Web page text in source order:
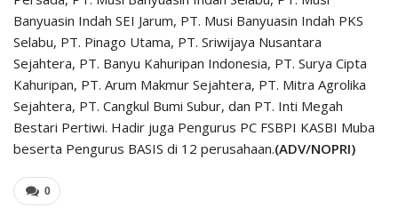
Banyuasin Indah SEI Jarum, PT. Musi Banyuasin Indah PKS
Selabu, PT. Pinago Utama, PT. Sriwijaya Nusantara
Sejahtera, PT. Banyu Kahuripan Indonesia, PT. Surya Cipta
Kahuripan, PT. Arum Makmur Sejahtera, PT. Mitra Agrolika
Sejahtera, PT. Cangkul Bumi Subur, dan PT. Inti Megah
Bestari Pertiwi. Hadir juga Pengurus PC FSBPI KASBI Muba
beserta Pengurus BASIS di 12 perusahaan.(ADV/NOPRI)
0